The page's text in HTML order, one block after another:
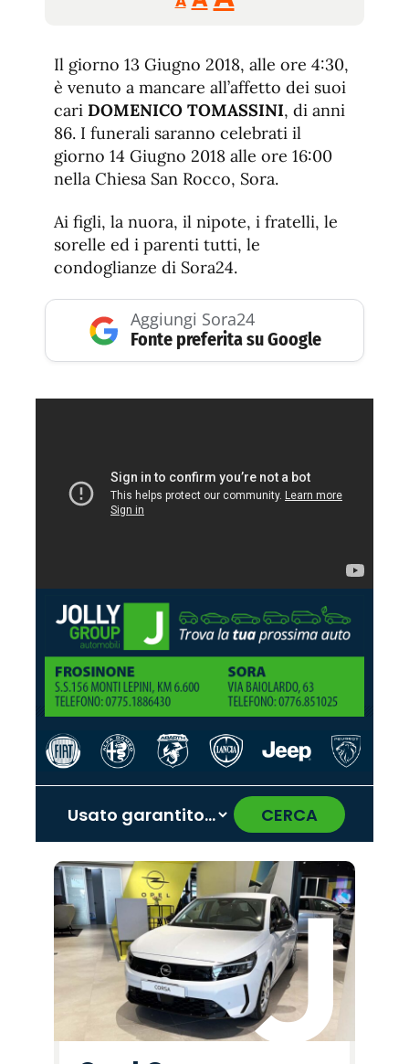
tamaño
de
fuente
de
fuente.
Il giorno 13 Giugno 2018, alle ore 4:30,
è venuto a mancare all’affetto dei suoi
cari DOMENICO TOMASSINI, di anni
86. I funerali saranno celebrati il
giorno 14 Giugno 2018 alle ore 16:00
nella Chiesa San Rocco, Sora.
Ai figli, la nuora, il nipote, i fratelli, le
sorelle ed i parenti tutti, le
condoglianze di Sora24.
Aggiungi Sora24
Fonte preferita su Google
CERCA
Promo
Citroën
Promo
Opel
Promo
Peugeot
Promo
Land
Rover
Promo
Jeep
Promo
Hyundai
Promo
Alfa
Romeo
Promo
Cupra
Promo
Omoda
Promo
Abarth
Promo
Seat
Promo
Lancia
Promo
Jaecoo
Promo
Mazda
Promo
Fiat
‹ ›